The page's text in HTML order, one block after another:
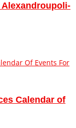
Alexandroupoli-
Calendar of